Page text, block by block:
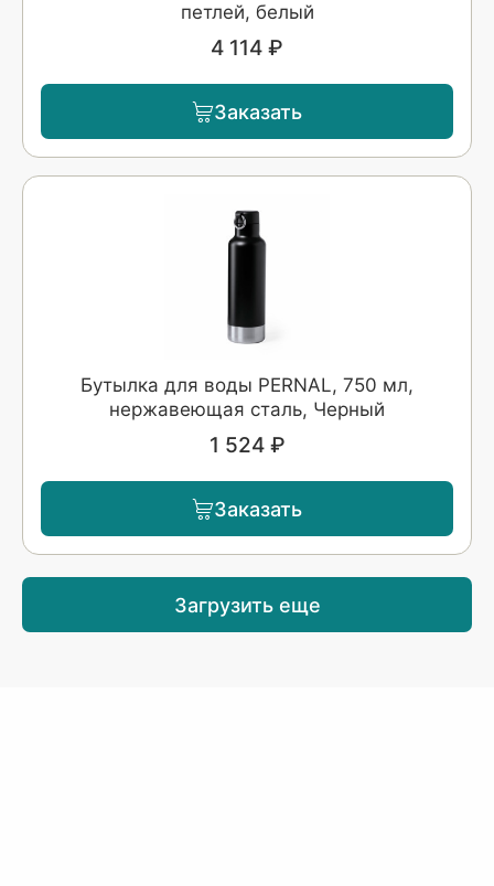
петлей, белый
4 114 ₽
Заказать
Бутылка для воды PERNAL, 750 мл,
нержавеющая сталь, Черный
1 524 ₽
Заказать
Загрузить еще